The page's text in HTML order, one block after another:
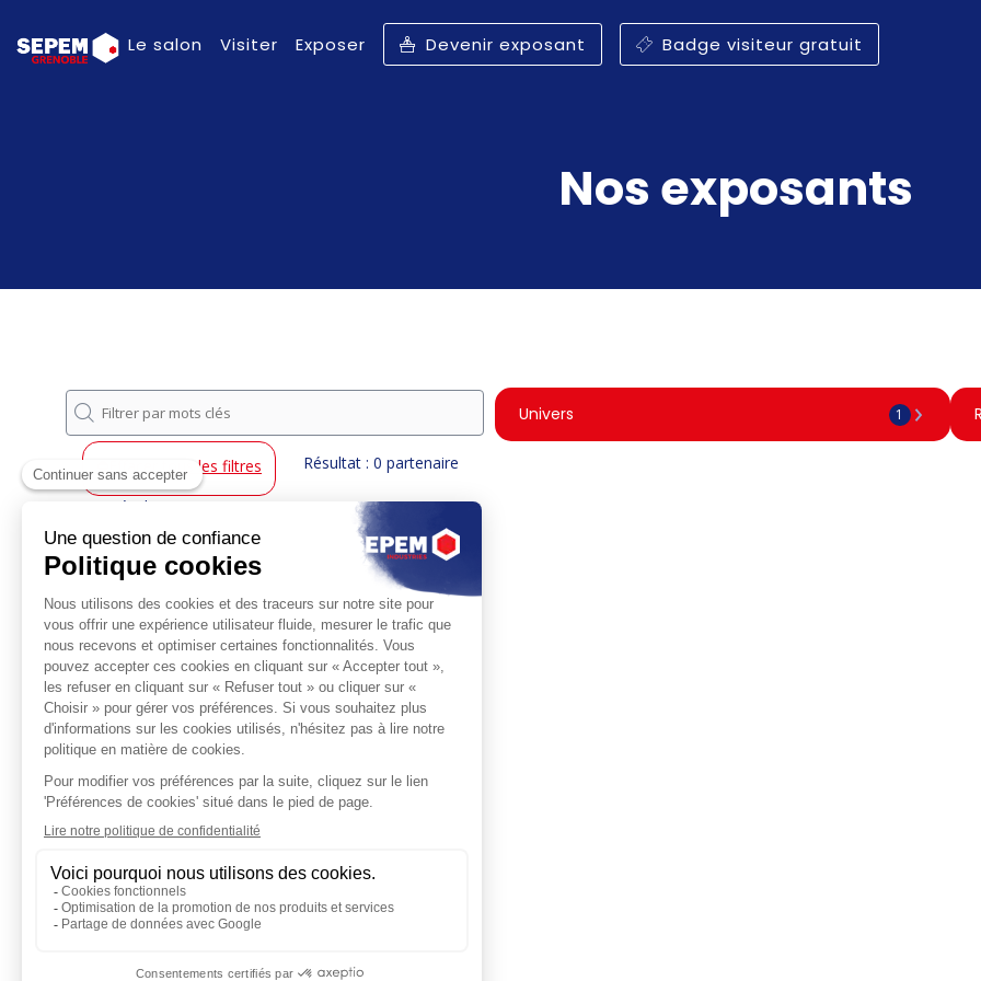
Le salon Visiter Exposer Devenir exposant Badge visiteur gratuit
Nos exposants
Univers 1
Résultat : 0 partenaire
Effacer tous les filtres
Aucun résultat